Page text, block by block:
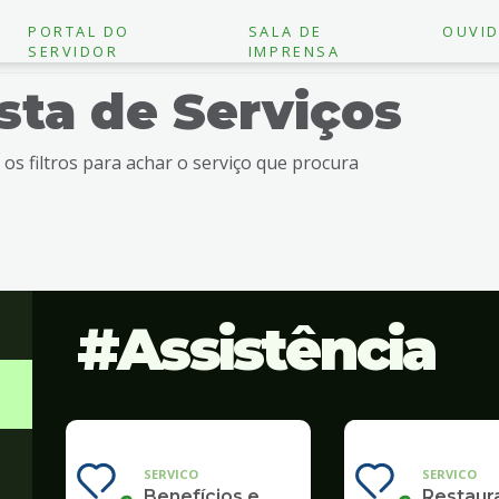
PORTAL DO
SERVIDOR
SALA DE
IMPRENSA
de Serviços
os filtros para achar o serviço que procura
Assistência
SERVICO SERVICO